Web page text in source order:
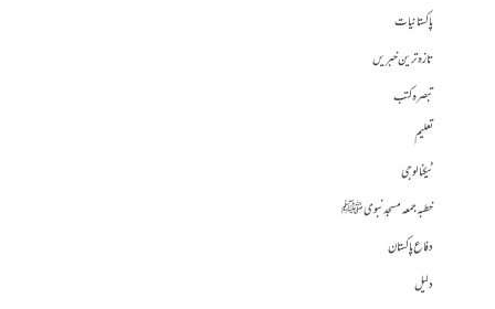
پاکستانیات
تازہ ترین خبریں
تبصرہ کتب
تعلیم
ٹیکنالوجی
خطبہ جمعہ مسجد نبوی ﷺ
دفاع پاکستان
دلیل